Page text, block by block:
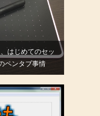
はじめてのセッ
ペンタブ事情